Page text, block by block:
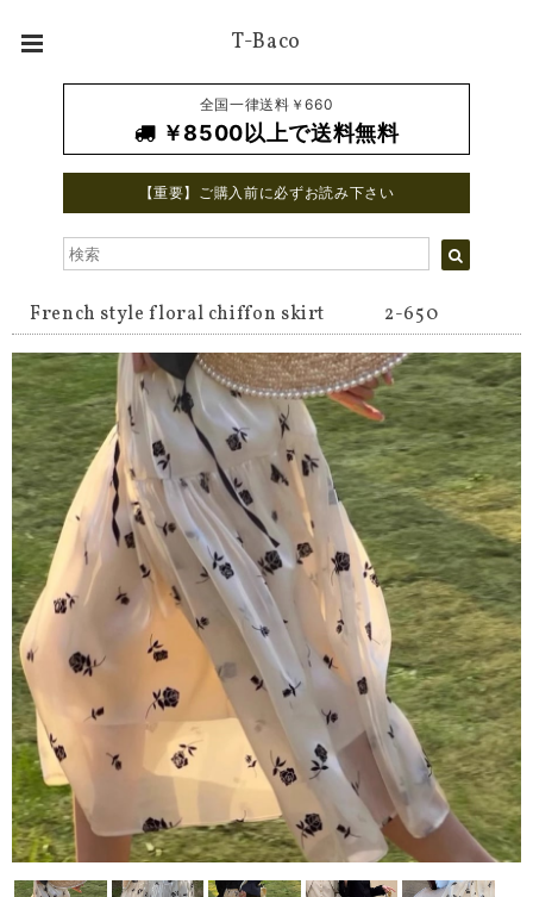
T-Baco
全国一律送料￥660
￥8500以上で送料無料
【重要】ご購入前に必ずお読み下さい
French style floral chiffon skirt 2-650